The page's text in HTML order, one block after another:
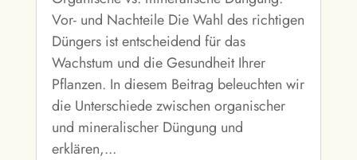
Vor- und Nachteile Die Wahl des richtigen
Düngers ist entscheidend für das
Wachstum und die Gesundheit Ihrer
Pflanzen. In diesem Beitrag beleuchten wir
die Unterschiede zwischen organischer
und mineralischer Düngung und
erklären,...